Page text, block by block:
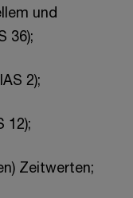
und
36);
2);
12);
Zeitwerten;